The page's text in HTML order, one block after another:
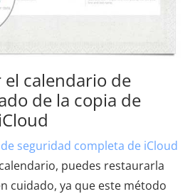
calendario de
de la copia de
seguridad completa de iCloud
puedes restaurarla
cuidado, ya que este método